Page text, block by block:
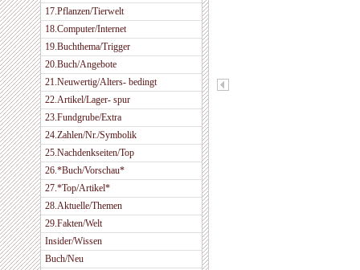
17.Pflanzen/Tierwelt
18.Computer/Internet
19.Buchthema/Trigger
20.Buch/Angebote
21.Neuwertig/Alters- bedingt
22.Artikel/Lager- spur
23.Fundgrube/Extra
24.Zahlen/Nr./Symbolik
25.Nachdenkseiten/Top
26.*Buch/Vorschau*
27.*Top/Artikel*
28.Aktuelle/Themen
29.Fakten/Welt
Insider/Wissen
Buch/Neu